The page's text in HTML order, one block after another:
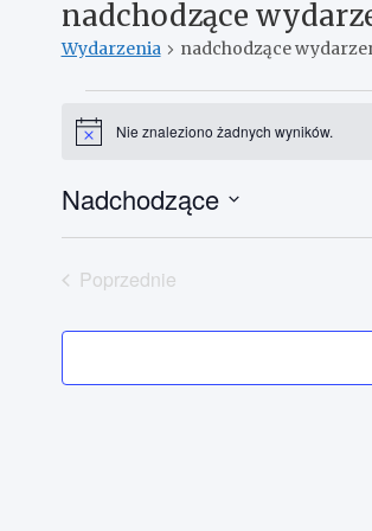
nadchodzące
Wydarzenia nadchodzące
Wydarzenia
i
a
d
m
n
Nie znaleziono żadnych wyników.
Nadchodzące
b
e
z
Poprzednie